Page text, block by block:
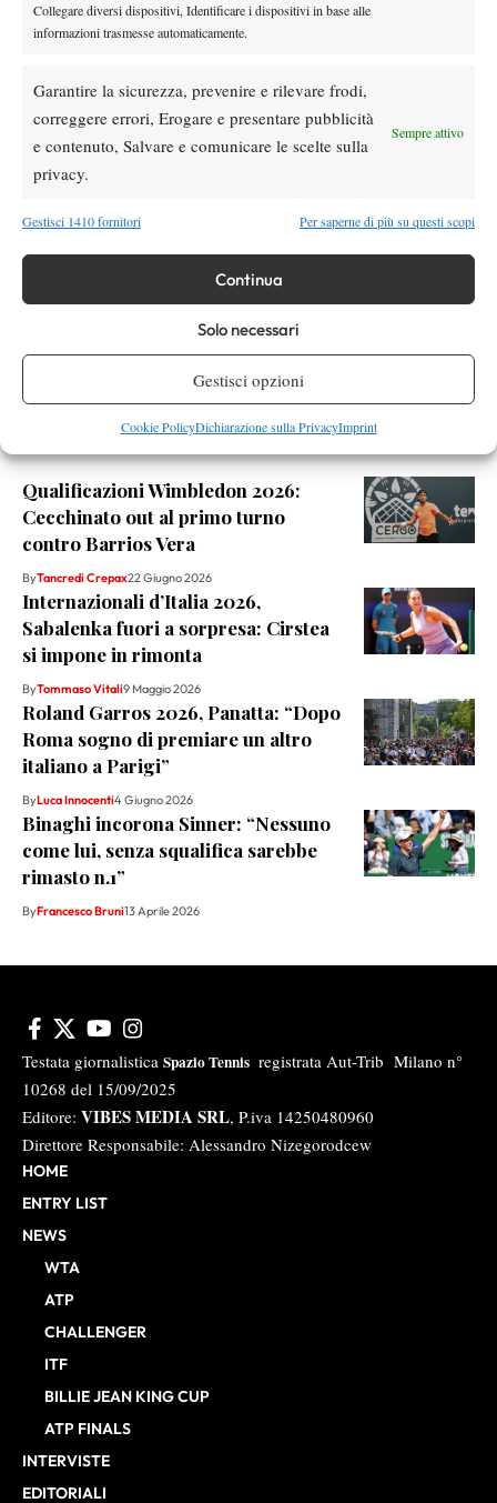
Collegare diversi dispositivi, Identificare i dispositivi in base alle
informazioni trasmesse automaticamente.
Garantire la sicurezza, prevenire e rilevare frodi,
correggere errori, Erogare e presentare pubblicità
e contenuto, Salvare e comunicare le scelte sulla
privacy.
Sempre attivo
Gestisci 1410 fornitori Per saperne di più su questi scopi
Continua
Solo necessari
Gestisci opzioni
Cookie PolicyDichiarazione sulla PrivacyImprint
SOCIAL
Facebook
Instagram
Qualificazioni Wimbledon 2026:
Cecchinato out al primo turno
contro Barrios Vera
ByTancredi Crepax22 Giugno 2026
Internazionali d’Italia 2026,
Sabalenka fuori a sorpresa: Cirstea
si impone in rimonta
ByTommaso Vitali9 Maggio 2026
Roland Garros 2026, Panatta: “Dopo
Roma sogno di premiare un altro
italiano a Parigi”
ByLuca Innocenti4 Giugno 2026
Binaghi incorona Sinner: “Nessuno
come lui, senza squalifica sarebbe
rimasto n.1”
ByFrancesco Bruni13 Aprile 2026
Testata giornalistica Spazio Tennis registrata Aut-Trib Milano n°
10268 del 15/09/2025
Editore: VIBES MEDIA SRL, P.iva 14250480960
Direttore Responsabile: Alessandro Nizegorodcew
HOME
ENTRY LIST
NEWS
WTA
ATP
CHALLENGER
ITF
BILLIE JEAN KING CUP
ATP FINALS
INTERVISTE
EDITORIALI